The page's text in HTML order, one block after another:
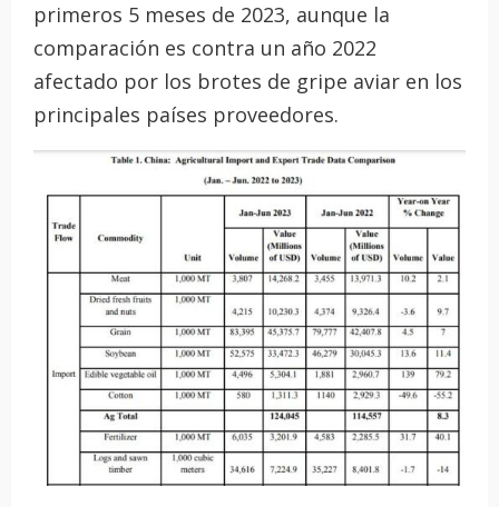
primeros 5 meses de 2023, aunque la
comparación es contra un año 2022
afectado por los brotes de gripe aviar en los
principales países proveedores.